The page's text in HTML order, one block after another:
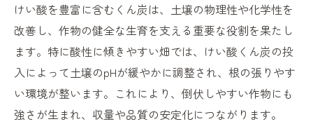
倒伏防止にけい酸くん炭を使う実践的ポイ
ント
けい酸くん炭を活用した稲作での倒伏対策
事例
けい酸不足時の作物倒伏リスクと対処法
けい酸を豊富に含むくん炭は、土壌の物理性や化学性を
改善し、作物の健全な生育を支える重要な役割を果たし
ます。特に酸性に傾きやすい畑では、けい酸くん炭の投
入によって土壌のpHが緩やかに調整され、根の張りやす
い環境が整います。これにより、倒伏しやすい作物にも
強さが生まれ、収量や品質の安定化につながります。